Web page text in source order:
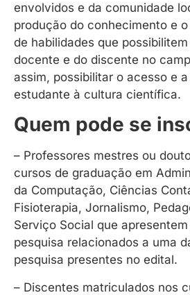
envolvidos e da comunidade
produção do conhecimento e
de habilidades que
docente e do discente no
assim, possibilitar o acesso e
estudante à cultura científica.
Quem pode se
– Professores mestres ou
cursos de graduação em
da Computação, Ciências
Fisioterapia, Jornalismo,
Serviço Social que
pesquisa relacionados a uma
pesquisa presentes no edital.
– Discentes matriculados nos